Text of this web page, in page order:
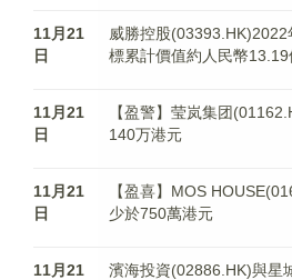
11月21
日
威勝控股
標累計價值約人民幣13.19
11月21
日
【盈警】莹岚集团
140万港元
11月21
日
【盈喜】MOS
少於750萬港元
11月21
濱海投資(02886.HK)與星